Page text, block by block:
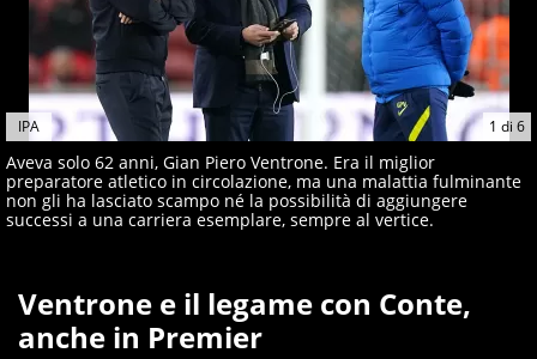
1 di 6
IPA
Aveva solo 62 anni, Gian Piero Ventrone. Era il miglior
preparatore atletico in circolazione, ma una malattia fulminante
non gli ha lasciato scampo né la possibilità di aggiungere
successi a una carriera esemplare, sempre al vertice.
Ventrone e il legame con Conte,
anche in Premier